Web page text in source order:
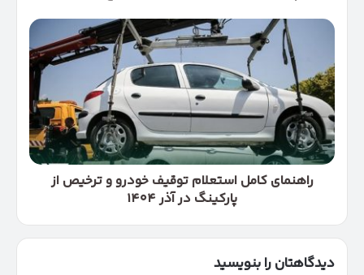
کامل
رفع
مشکل
راهنمای
استعلام
توقیف
خودرو
و
ترخیص
از
پارکینگ
راهنمای کامل استعلام توقیف خودرو و ترخیص از
پارکینگ در آذر ۱۴۰۴
دیدگاهتان را بنویسید